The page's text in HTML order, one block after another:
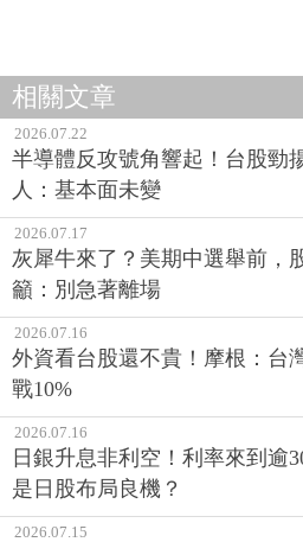
相關文章
2026.07.22
半導體反攻號角響起！台股勁
人：基本面未變
2026.07.17
灰犀牛來了？美期中選舉前，
籲：別急著離場
2026.07.16
外資看台股還不貴！摩根：台
戰10%
2026.07.16
日銀升息非利空！利率來到逾
是日股布局良機？
2026.07.15